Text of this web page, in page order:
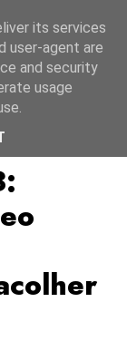
its services
user-agent are
and security
usage